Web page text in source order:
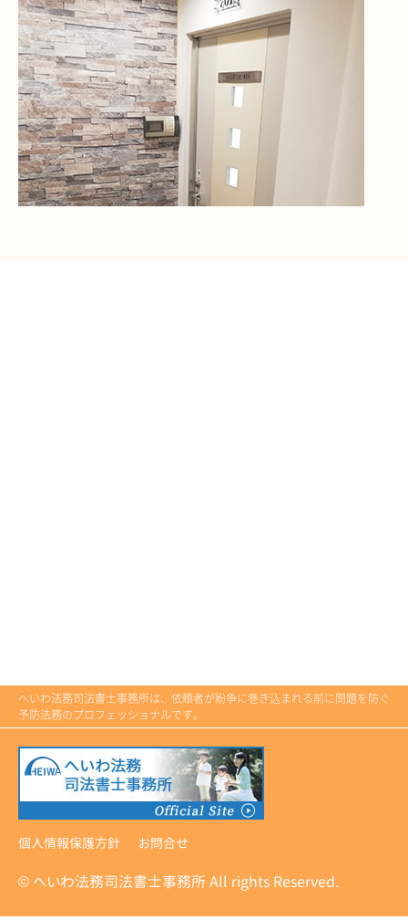
へいわ法務司法書士事務所は、依頼者が紛争に巻き込まれる前に問題を防ぐ
予防法務のプロフェッショナルです。
個人情報保護方針 お問合せ
© へいわ法務司法書士事務所 All rights Reserved.